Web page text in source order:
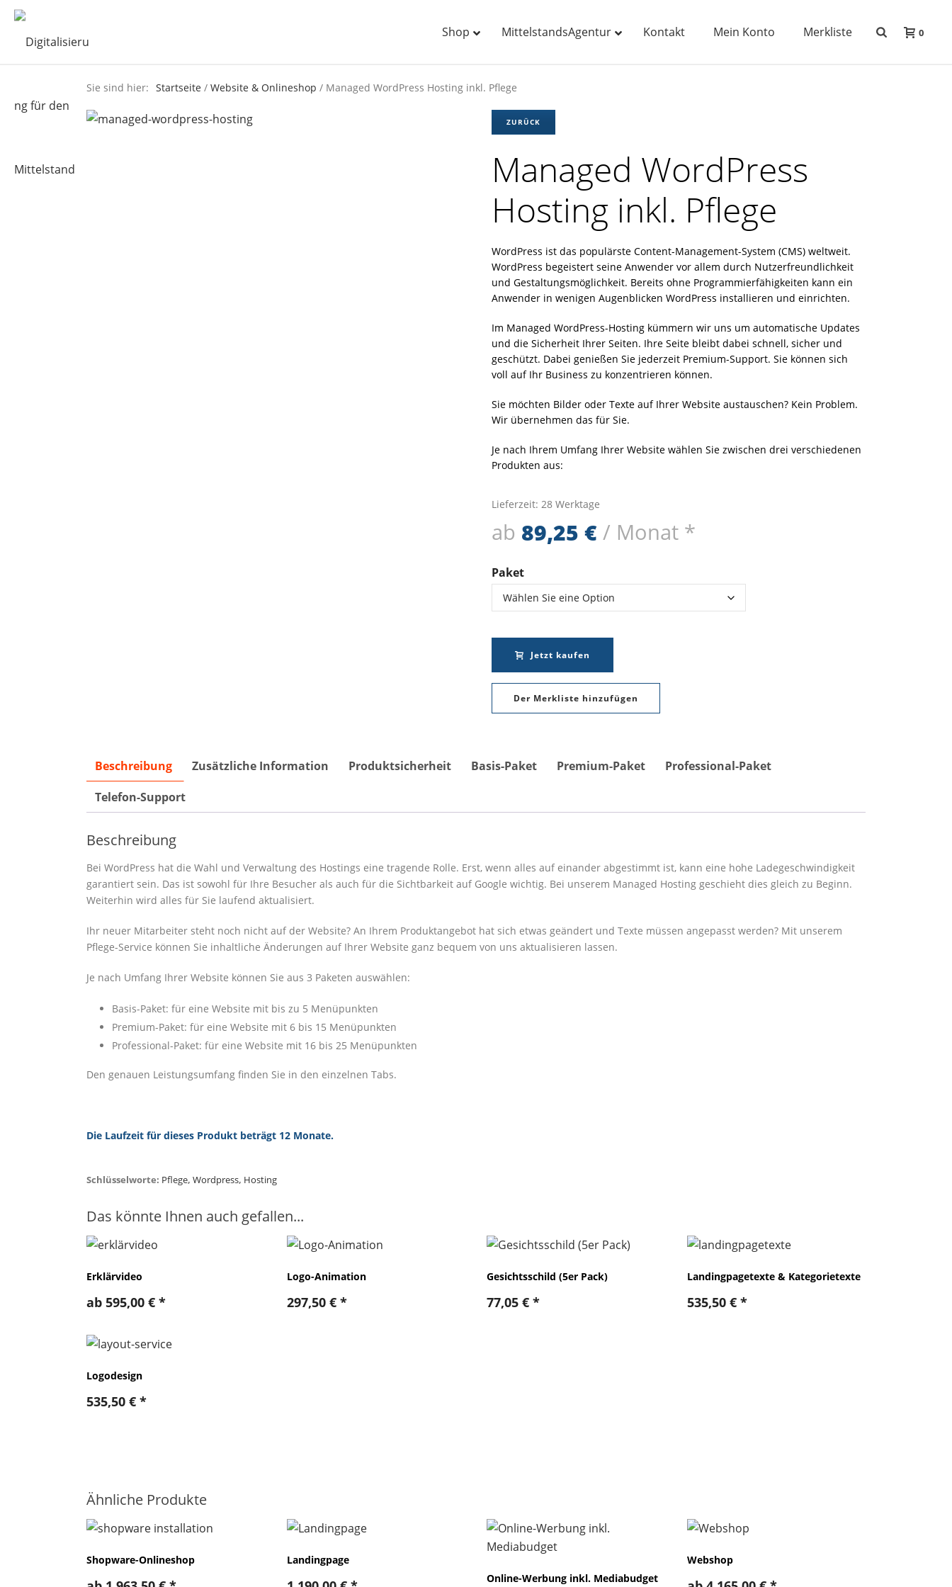
Shop MittelstandsAgentur Kontakt Mein Konto Merkliste 0
Sie sind hier: Startseite / Website & Onlineshop / Managed WordPress Hosting inkl. Pflege
ZURÜCK
Managed WordPress
Hosting inkl. Pflege
WordPress ist das populärste Content-Management-System (CMS) weltweit.
WordPress begeistert seine Anwender vor allem durch Nutzerfreundlichkeit
und Gestaltungsmöglichkeit. Bereits ohne Programmierfähigkeiten kann ein
Anwender in wenigen Augenblicken WordPress installieren und einrichten.
Im Managed WordPress-Hosting kümmern wir uns um automatische Updates
und die Sicherheit Ihrer Seiten. Ihre Seite bleibt dabei schnell, sicher und
geschützt. Dabei genießen Sie jederzeit Premium-Support. Sie können sich
voll auf Ihr Business zu konzentrieren können.
Sie möchten Bilder oder Texte auf Ihrer Website austauschen? Kein Problem.
Wir übernehmen das für Sie.
Je nach Ihrem Umfang Ihrer Website wählen Sie zwischen drei verschiedenen
Produkten aus:
Lieferzeit: 28 Werktage
ab 89,25 € / Monat *
Paket
Jetzt kaufen
Der Merkliste hinzufügen
Beschreibung Zusätzliche Information Produktsicherheit Basis-Paket Premium-Paket
Professional-Paket
Telefon-Support
Beschreibung
Bei WordPress hat die Wahl und Verwaltung des Hostings eine tragende Rolle. Erst, wenn alles auf einander abgestimmt ist, kann eine hohe Ladegeschwindigkeit
garantiert sein. Das ist sowohl für Ihre Besucher als auch für die Sichtbarkeit auf Google wichtig. Bei unserem Managed Hosting geschieht dies gleich zu Beginn.
Weiterhin wird alles für Sie laufend aktualisiert.
Ihr neuer Mitarbeiter steht noch nicht auf der Website? An Ihrem Produktangebot hat sich etwas geändert und Texte müssen angepasst werden? Mit unserem
Pflege-Service können Sie inhaltliche Änderungen auf Ihrer Website ganz bequem von uns aktualisieren lassen.
Je nach Umfang Ihrer Website können Sie aus 3 Paketen auswählen:
Basis-Paket: für eine Website mit bis zu 5 Menüpunkten
Premium-Paket: für eine Website mit 6 bis 15 Menüpunkten
Professional-Paket: für eine Website mit 16 bis 25 Menüpunkten
Den genauen Leistungsumfang finden Sie in den einzelnen Tabs.
Die Laufzeit für dieses Produkt beträgt 12 Monate.
Schlüsselworte: Pflege, Wordpress, Hosting
Das könnte Ihnen auch gefallen...
Erklärvideo
ab 595,00 € *
Logo-Animation
297,50 €*
Gesichtsschild (5er Pack)
77,05 € *
Landingpagetexte & Kategorietexte
535,50 €*
Logodesign
535,50 € *
Ähnliche Produkte
Shopware-Onlineshop Landingpage
Online-Werbung inkl. Mediabudget
Webshop